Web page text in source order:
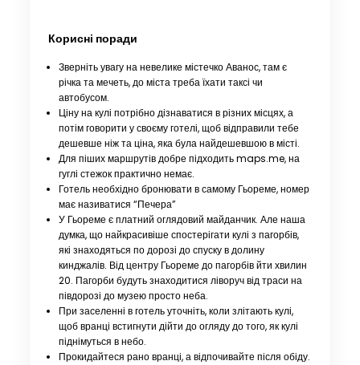
Корисні поради
Зверніть увагу на невелике містечко Аванос, там є
річка та мечеть, до міста треба їхати таксі чи
автобусом.
Ціну на кулі потрібно дізнаватися в різних місцях, а
потім говорити у своєму готелі, щоб відправили тебе
дешевше ніж та ціна, яка була найдешевшою в місті.
Для піших маршрутів добре підходить maps.me, на
гуглі стежок практично немає.
Готель необхідно бронювати в самому Гьореме, номер
має називатися “Печера”
У Гьореме є платний оглядовий майданчик. Але наша
думка, що найкрасивіше спостерігати кулі з пагорбів,
які знаходяться по дорозі до спуску в долину
кинджалів. Від центру Гьореме до пагорбів йти хвилин
20. Пагорби будуть знаходитися ліворуч від траси на
півдорозі до музею просто неба.
При заселенні в готель уточніть, коли злітають кулі,
щоб вранці встигнути дійти до огляду до того, як кулі
піднімуться в небо.
Прокидайтеся рано вранці, а відпочивайте після обіду.